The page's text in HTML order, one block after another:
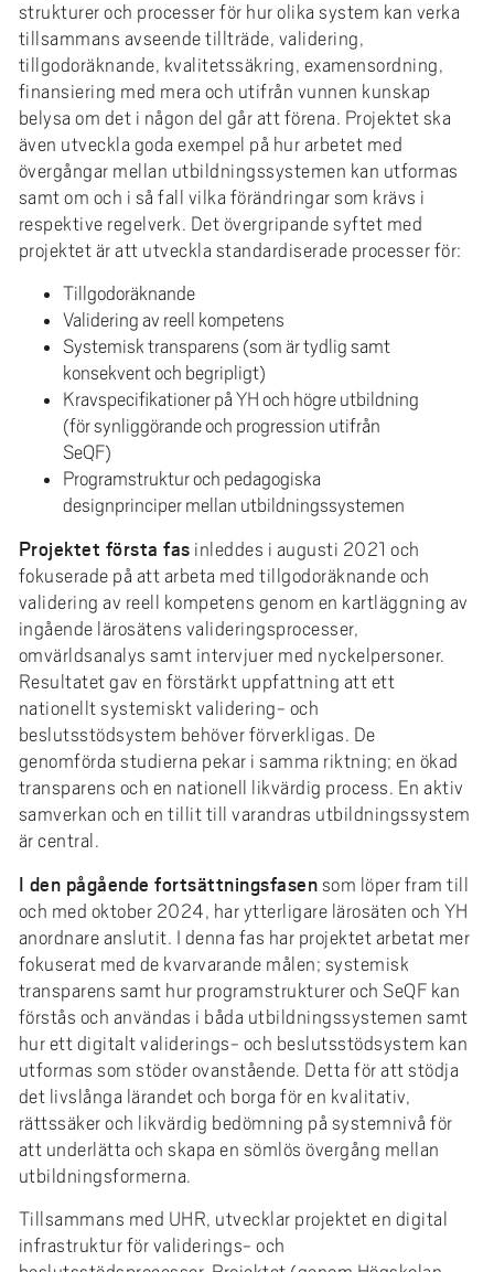
strukturer och processer för hur olika system kan verka
tillsammans avseende tillträde, validering,
tillgodoräknande, kvalitetssäkring, examensordning,
finansiering med mera och utifrån vunnen kunskap
belysa om det i någon del går att förena. Projektet ska
även utveckla goda exempel på hur arbetet med
övergångar mellan utbildningssystemen kan utformas
samt om och i så fall vilka förändringar som krävs i
respektive regelverk. Det övergripande syftet med
projektet är att utveckla standardiserade processer för:
Tillgodoräknande
Validering av reell kompetens
Systemisk transparens (som är tydlig samt
konsekvent och begripligt)
Kravspecifikationer på YH och högre utbildning
(för synliggörande och progression utifrån
SeQF)
Programstruktur och pedagogiska
designprinciper mellan utbildningssystemen
Projektet första fas inleddes i augusti 2021 och
fokuserade på att arbeta med tillgodoräknande och
validering av reell kompetens genom en kartläggning av
ingående lärosätens valideringsprocesser,
omvärldsanalys samt intervjuer med nyckelpersoner.
Resultatet gav en förstärkt uppfattning att ett
nationellt systemiskt validering- och
beslutsstödsystem behöver förverkligas. De
genomförda studierna pekar i samma riktning; en ökad
transparens och en nationell likvärdig process. En aktiv
samverkan och en tillit till varandras utbildningssystem
är central.
I den pågående fortsättningsfasen som löper fram till
och med oktober 2024, har ytterligare lärosäten och YH
anordnare anslutit. I denna fas har projektet arbetat mer
fokuserat med de kvarvarande målen; systemisk
transparens samt hur programstrukturer och SeQF kan
förstås och användas i båda utbildningssystemen samt
hur ett digitalt validerings- och beslutsstödsystem kan
utformas som stöder ovanstående. Detta för att stödja
det livslånga lärandet och borga för en kvalitativ,
rättssäker och likvärdig bedömning på systemnivå för
att underlätta och skapa en sömlös övergång mellan
utbildningsformerna.
Tillsammans med UHR, utvecklar projektet en digital
infrastruktur för validerings- och